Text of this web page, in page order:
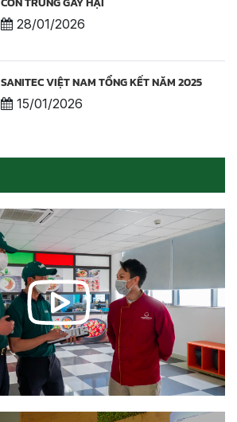
28/01/2026
SANITEC VIỆT NAM TỔNG KẾT NĂM 2025
15/01/2026